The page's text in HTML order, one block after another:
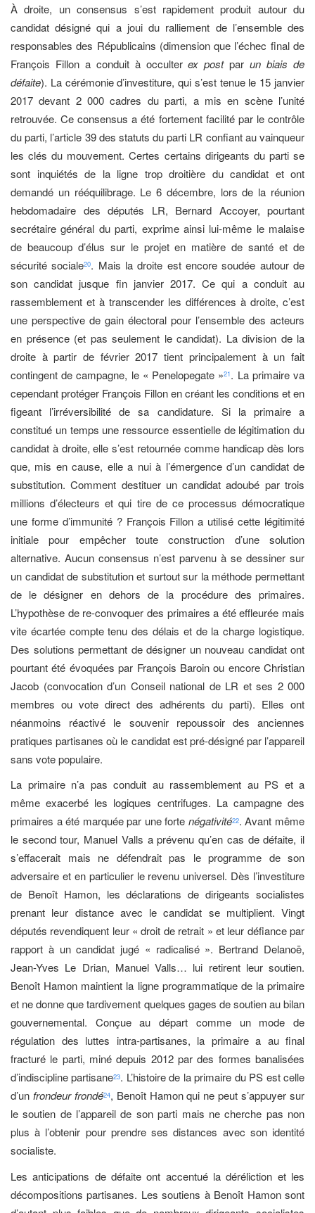
À droite, un consensus s’est rapidement produit autour du
candidat désigné qui a joui du ralliement de l’ensemble des
responsables des Républicains (dimension que l’échec final de
François Fillon a conduit à occulterex postparun biais de
défaite). La cérémonie d’investiture, qui s’est tenue le 15 janvier
2017 devant 2 000 cadres du parti, a mis en scène l’unité
retrouvée. Ce consensus a été fortement facilité par le contrôle
du parti, l’article 39 des statuts du parti LR confiant au vainqueur
les clés du mouvement. Certes certains dirigeants du parti se
sont inquiétés de la ligne trop droitière du candidat et ont
demandé un rééquilibrage. Le 6 décembre, lors de la réunion
hebdomadaire des députés LR, Bernard Accoyer, pourtant
secrétaire général du parti, exprime ainsi lui-même le malaise
de beaucoup d’élus sur le projet en matière de santé et de
sécurité sociale20. Mais la droite est encore soudée autour de
son candidat jusque fin janvier 2017. Ce qui a conduit au
rassemblement et à transcender les différences à droite, c’est
une perspective de gain électoral pour l’ensemble des acteurs
en présence (et pas seulement le candidat). La division de la
droite à partir de février 2017 tient principalement à un fait
contingent de campagne, le « Penelopegate »21. La primaire va
cependant protéger François Fillon en créant les conditions et en
figeant l’irréversibilité de sa candidature. Si la primaire a
constitué un temps une ressource essentielle de légitimation du
candidat à droite, elle s’est retournée comme handicap dès lors
que, mis en cause, elle a nui à l’émergence d’un candidat de
substitution. Comment destituer un candidat adoubé par trois
millions d’électeurs et qui tire de ce processus démocratique
une forme d’immunité ? François Fillon a utilisé cette légitimité
initiale pour empêcher toute construction d’une solution
alternative. Aucun consensus n’est parvenu à se dessiner sur
un candidat de substitution et surtout sur la méthode permettant
de le désigner en dehors de la procédure des primaires.
L’hypothèse de re-convoquer des primaires a été effleurée mais
vite écartée compte tenu des délais et de la charge logistique.
Des solutions permettant de désigner un nouveau candidat ont
pourtant été évoquées par François Baroin ou encore Christian
Jacob (convocation d’un Conseil national de LR et ses 2 000
membres ou vote direct des adhérents du parti). Elles ont
néanmoins réactivé le souvenir repoussoir des anciennes
pratiques partisanes où le candidat est pré-désigné par l’appareil
sans vote populaire.
La primaire n’a pas conduit au rassemblement au PS et a
même exacerbé les logiques centrifuges. La campagne des
primaires a été marquée par une forte négativité22. Avant même
le second tour, Manuel Valls a prévenu qu’en cas de défaite, il
s’effacerait mais ne défendrait pas le programme de son
adversaire et en particulier le revenu universel. Dès l’investiture
de Benoît Hamon, les déclarations de dirigeants socialistes
prenant leur distance avec le candidat se multiplient. Vingt
députés revendiquent leur « droit de retrait » et leur défiance par
rapport à un candidat jugé « radicalisé ». Bertrand Delanoë,
Jean-Yves Le Drian, Manuel Valls… lui retirent leur soutien.
Benoît Hamon maintient la ligne programmatique de la primaire
et ne donne que tardivement quelques gages de soutien au bilan
gouvernemental. Conçue au départ comme un mode de
régulation des luttes intra-partisanes, la primaire a au final
fracturé le parti, miné depuis 2012 par des formes banalisées
d’indiscipline partisane23. L’histoire de la primaire du PS est celle
d’un frondeur frondé24, Benoît Hamon qui ne peut s’appuyer sur
le soutien de l’appareil de son parti mais ne cherche pas non
plus à l’obtenir pour prendre ses distances avec son identité
socialiste.
Les anticipations de défaite ont accentué la déréliction et les
décompositions partisanes. Les soutiens à Benoît Hamon sont